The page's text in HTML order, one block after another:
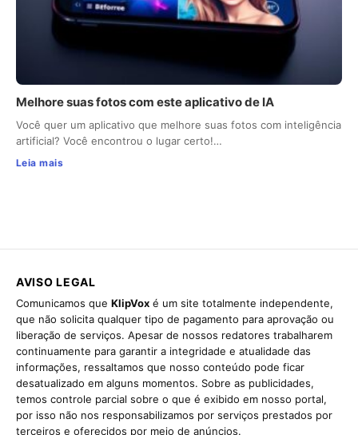
Melhore suas fotos com este aplicativo de IA
Você quer um aplicativo que melhore suas fotos com inteligência
artificial? Você encontrou o lugar certo!…
Leia mais
AVISO LEGAL
Comunicamos que KlipVox é um site totalmente independente,
que não solicita qualquer tipo de pagamento para aprovação ou
liberação de serviços. Apesar de nossos redatores trabalharem
continuamente para garantir a integridade e atualidade das
informações, ressaltamos que nosso conteúdo pode ficar
desatualizado em alguns momentos. Sobre as publicidades,
temos controle parcial sobre o que é exibido em nosso portal,
por isso não nos responsabilizamos por serviços prestados por
terceiros e oferecidos por meio de anúncios.